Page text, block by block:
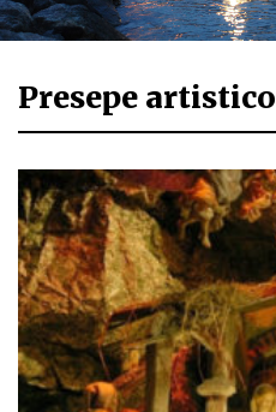
Presepe